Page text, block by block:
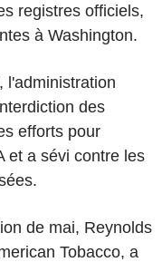
registres officiels,
à Washington.
l'administration
des
efforts pour
et a sévi contre les
de mai, Reynolds
Tobacco, a